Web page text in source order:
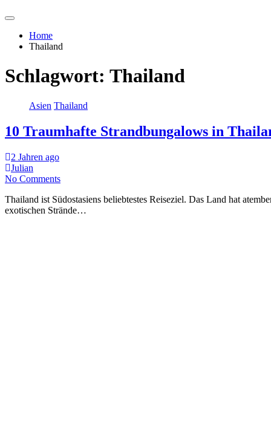
Home
Thailand
Schlagwort: Thailand
Asien Thailand
10 Traumhafte Strandbungalows in
2 Jahren ago
Julian
No Comments
Thailand ist Südostasiens beliebtestes Reiseziel. Das Land hat
exotischen Strände…